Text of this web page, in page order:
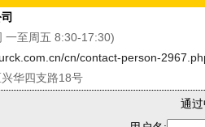
至周五 8:30-17:30)
cn/contact-person-
华四支路18号
通